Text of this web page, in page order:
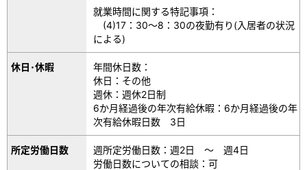
就業時間に関する特記事項：
(4)17：30～8：30の夜勤有り(入居者の状況
による)
休日･休暇
年間休日数：
休日：その他
週休：週休2日制
6か月経過後の年次有給休暇：6か月経過後の年
次有給休暇日数 3日
所定労働日数
週所定労働日数：週2日 ～ 週4日
労働日数についての相談：可